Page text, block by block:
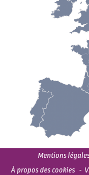
Mentions
À propos des cookies